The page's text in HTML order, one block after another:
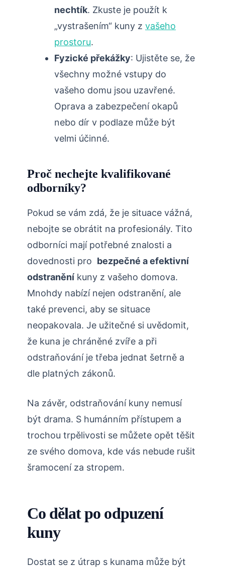
nechtík. Zkuste je použít k
„vystrašením“ kuny‍ z vašeho
prostoru.
Fyzické překážky:⁣ Ujistěte se, že
všechny možné vstupy do
vašeho domu ‍jsou uzavřené.​
Oprava ‌a zabezpečení okapů
nebo ‌dír v⁤ podlaze může být
velmi‌ účinné.
Proč nechejte kvalifikované
‌odborníky?
Pokud ⁢se ‌vám⁣ zdá, že je‌ situace vážná,
nebojte se obrátit ⁤na ⁣profesionály.⁤ Tito
odborníci mají potřebné znalosti ⁢a
dovednosti⁣ pro ⁣ bezpečné a efektivní
odstranění ⁣kuny z ⁣vašeho domova.⁤
Mnohdy nabízí ⁣nejen odstranění, ale
také prevenci, aby se‌ situace
neopakovala. Je užitečné si ‍uvědomit,
že kuna je chráněné zvíře ⁤a při
odstraňování⁤ je třeba jednat šetrně ⁢a
dle‌ platných zákonů.
Na závěr, odstraňování kuny nemusí ​
být‍ drama. S humánním přístupem ⁤a
‍trochou trpělivosti se můžete opět těšit
ze svého domova, kde vás ​nebude rušit
šramocení za​ stropem.
Co dělat po odpuzení
kuny
Dostat se z‌ útrap s‌ kunama‌ může být